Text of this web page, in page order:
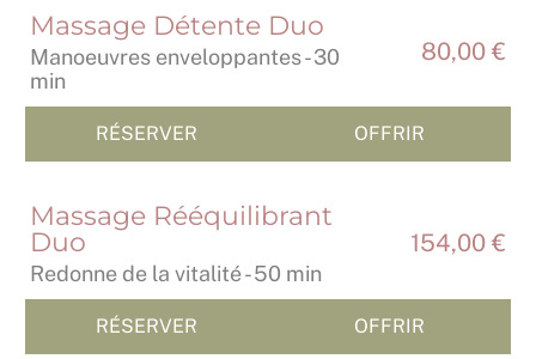
Massage Détente Duo
Manoeuvres enveloppantes - 30
min
80,00 €
RÉSERVER OFFRIR
Massage Rééquilibrant
Duo
Redonne de la vitalité - 50 min
154,00 €
RÉSERVER OFFRIR